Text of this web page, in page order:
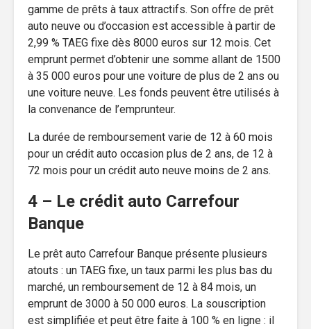
gamme de prêts à taux attractifs. Son offre de prêt
auto neuve ou d’occasion est accessible à partir de
2,99 % TAEG fixe dès 8000 euros sur 12 mois. Cet
emprunt permet d’obtenir une somme allant de 1500
à 35 000 euros pour une voiture de plus de 2 ans ou
une voiture neuve. Les fonds peuvent être utilisés à
la convenance de l’emprunteur.
La durée de remboursement varie de 12 à 60 mois
pour un crédit auto occasion plus de 2 ans, de 12 à
72 mois pour un crédit auto neuve moins de 2 ans.
4 – Le crédit auto Carrefour
Banque
Le prêt auto Carrefour Banque présente plusieurs
atouts : un TAEG fixe, un taux parmi les plus bas du
marché, un remboursement de 12 à 84 mois, un
emprunt de 3000 à 50 000 euros. La souscription
est simplifiée et peut être faite à 100 % en ligne : il